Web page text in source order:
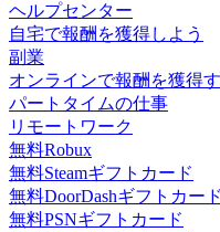
ヘルプセンター
自宅で報酬を獲得しよう
副業
オンラインで報酬を獲得
パートタイムの仕事
リモートワーク
無料Robux
無料Steamギフトカード
無料DoorDashギフトカード
無料PSNギフトカード